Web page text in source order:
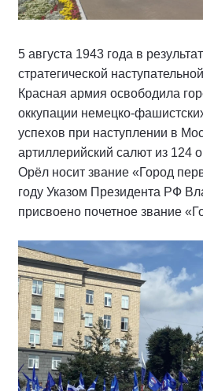
5 августа 1943 года в
стратегической
Красная армия освободила
оккупации немецко-
успехов при наступлении в
артиллерийский салют из 124
Орёл носит звание «Город
году Указом Президента РФ
присвоено почетное звание